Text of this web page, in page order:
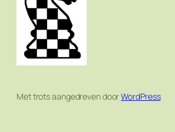
Met trots aangedreven doorWordPress